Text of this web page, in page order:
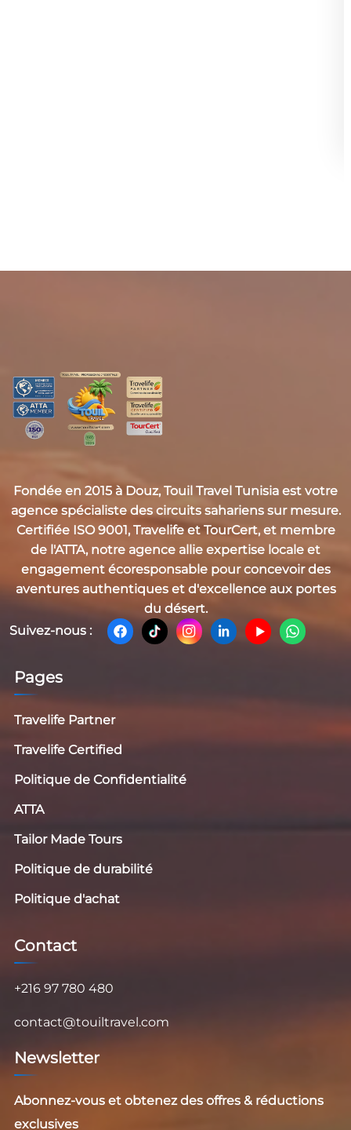
Fondée en 2015 à Douz, Touil Travel Tunisia est votre
agence spécialiste des circuits sahariens sur mesure.
Certifiée ISO 9001, Travelife et TourCert, et membre
de l'ATTA, notre agence allie expertise locale et
engagement écoresponsable pour concevoir des
aventures authentiques et d'excellence aux portes
du désert.
Suivez-nous :
Pages
Travelife Partner
Travelife Certified
Politique de Confidentialité
ATTA
Tailor Made Tours
Politique de durabilité
Politique d'achat
Contact
+216 97 780 480
contact@touiltravel.com
Newsletter
Abonnez-vous et obtenez des offres & réductions
exclusives